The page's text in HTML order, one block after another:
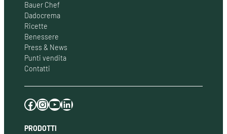
Bauer Chef
Dadocrema
Ricette
Benessere
Press & News
Punti vendita
Contatti
Facebook Instagram YouTube LinkedIn
PRODOTTI